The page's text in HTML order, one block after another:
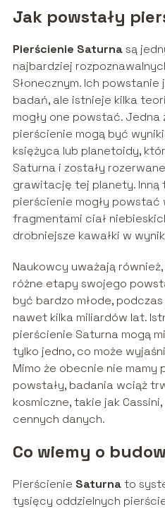
Jak powstały
Pierścienie Saturnasą
najbardziej
Słonecznym. Ich
badań, ale istnieje kilka
mogły one powstać. Jedna
pierścienie mogą być
księżyca lub planetoidy,
Saturna i zostały
grawitację tej planety. Inną
pierścienie mogły powstać
fragmentami ciał
drobniejsze kawałki w
Naukowcy uważają
różne etapy swojego
być bardzo młode,
nawet kilka miliardów lat.
pierścienie Saturna mogą
tylko jedno, co może
Mimo że obecnie nie mamy
powstały, badania wciąż
kosmiczne, takie jak
cennych danych.
Co wiemy o
Pierścienie Saturnato
tysięcy oddzielnych